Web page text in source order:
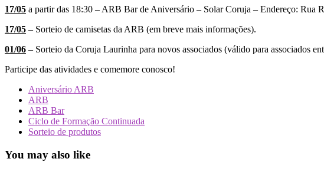
17/05 a partir das 18:30 – ARB Bar de Aniversário – Solar Coruja – Endereço: Rua
17/05 – Sorteio de camisetas da ARB (em breve mais informações).
01/06 – Sorteio da Coruja Laurinha para novos associados (válido para associados
Participe das atividades e comemore conosco!
Aniversário ARB
ARB
ARB Bar
Ciclo de Formação Continuada
Sorteio de produtos
You may also like